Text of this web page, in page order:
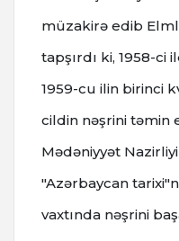
müzakirə edib
tapşırdı ki, 1958-ci
1959-cu ilin birinci
cildin nəşrini təmin
Mədəniyyət
"Azərbaycan
vaxtında nəşrini